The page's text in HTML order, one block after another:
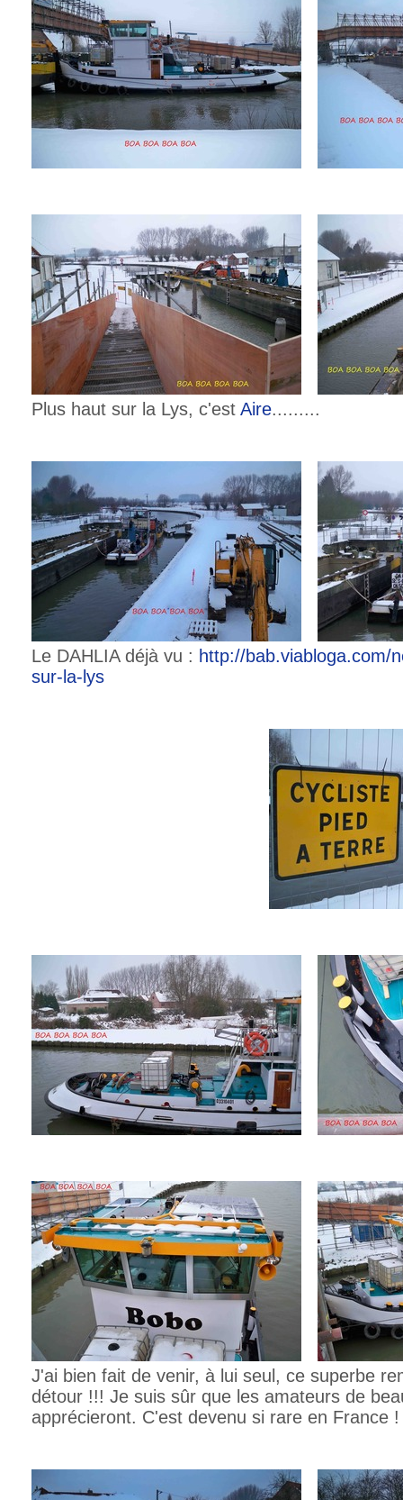
Plus haut sur la Lys, c'est Aire.........
Le DAHLIA déjà vu : http://bab.viabloga.com/
sur-la-lys
J'ai bien fait de venir, à lui seul, ce superbe
détour !!! Je suis sûr que les amateurs de
apprécieront. C'est devenu si rare en France !